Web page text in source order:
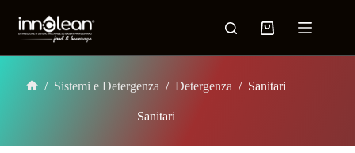
/ Sistemi e Detergenza / Detergenza / Sanitari
Sanitari